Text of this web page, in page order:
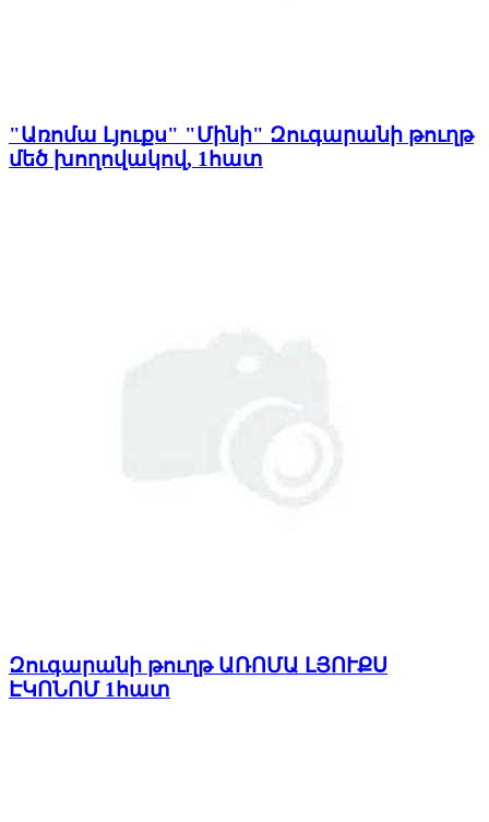
"Առոմա Լյուքս" "Մինի" Զուգարանի թուղթ
մեծ խողովակով, 1հատ
Զուգարանի թուղթ ԱՌՈՄԱ ԼՅՈՒՔՍ
ԷԿՈՆՈՄ 1հատ